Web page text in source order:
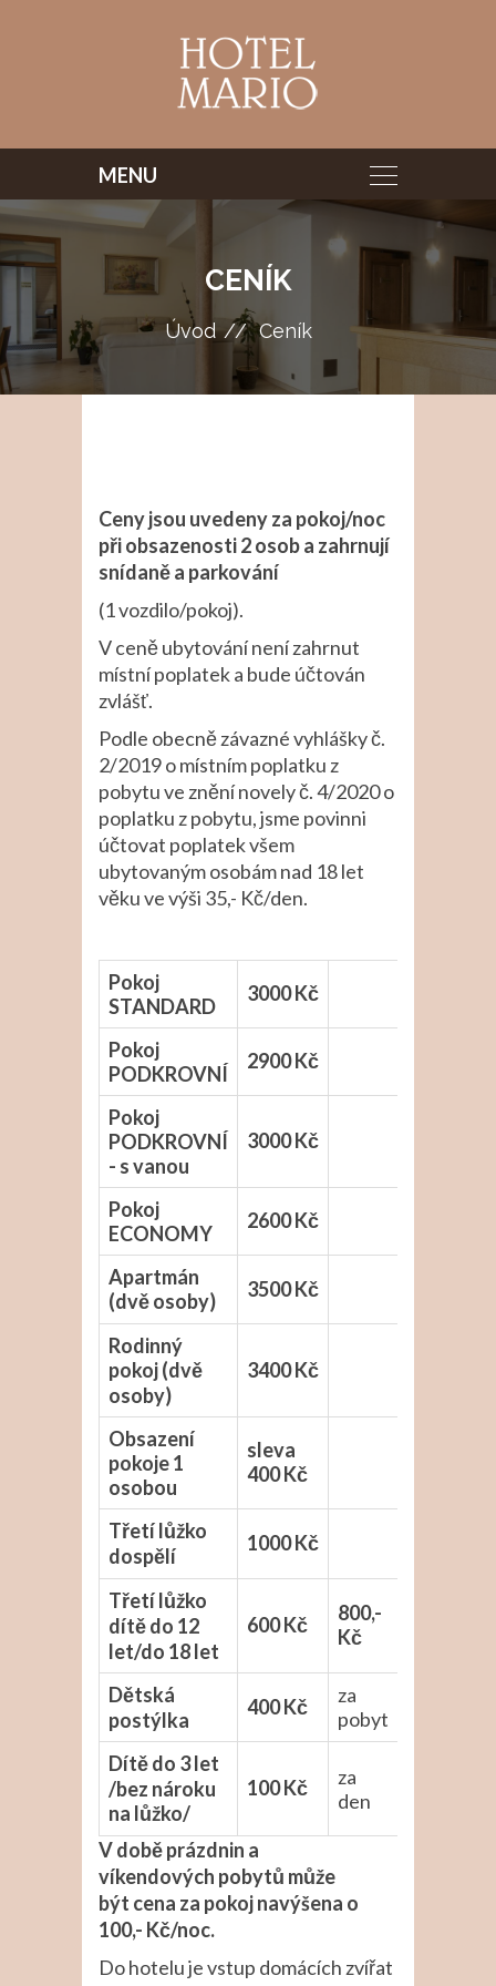
CENÍK
Úvod Ceník
Ceny jsou uvedeny za pokoj/noc
při obsazenosti 2 osob a zahrnují
snídaně a parkování
(1 vozdilo/pokoj).
V ceně ubytování není zahrnut
místní poplatek a bude účtován
zvlášť.
Podle obecně závazné vyhlášky č.
2/2019 o místním poplatku z
pobytu ve znění novely č. 4/2020 o
poplatku z pobytu, jsme povinni
účtovat poplatek všem
ubytovaným osobám nad 18 let
věku ve výši 35,- Kč/den.
Pokoj
STANDARD
3000 Kč
Pokoj
PODKROVNÍ
2900 Kč
Pokoj
PODKROVNÍ
- s vanou
3000 Kč
Pokoj
ECONOMY
2600 Kč
Apartmán
(dvě osoby)
3500 Kč
Rodinný
pokoj (dvě
osoby)
3400 Kč
Obsazení
pokoje 1
osobou
sleva
400 Kč
Třetí lůžko
dospělí
1000 Kč
Třetí lůžko
dítě do 12
let/do 18 let
600 Kč
800,-
Kč
Dětská
postýlka
400 Kč
za
pobyt
Dítě do 3 let
/bez nároku
na lůžko/
100 Kč
za
den
V době prázdnin a
víkendových pobytů může
být cena za pokoj navýšena o
100,- Kč/noc.
Do hotelu je vstup domácích zvířat